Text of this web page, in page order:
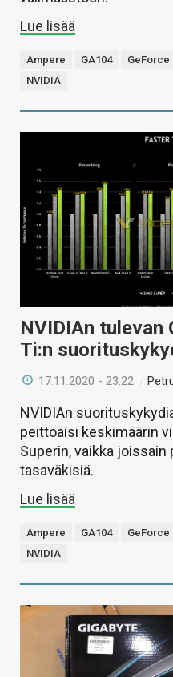
Lue lisää
Ampere GA104 GeForce
NVIDIA
NVIDIAn tulevan
Ti:n
17.11.2020 - 23:22 /
NVIDIAn
peittoaisi keskimäärin
Superin, vaikka
tasaväkisiä.
Lue lisää
Ampere GA104 GeForce
NVIDIA